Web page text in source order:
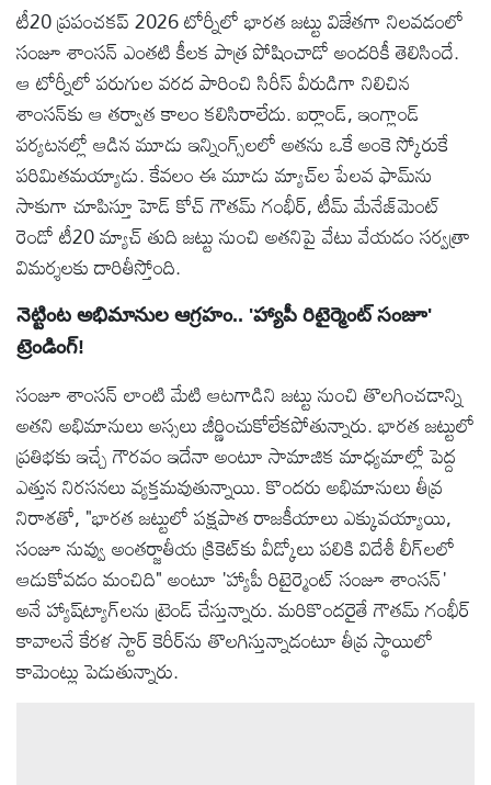
టీ20 ప్రపంచకప్ 2026 టోర్నీలో భారత జట్టు విజేతగా నిలవడంలో
సంజూ శాంసన్ ఎంతటి కీలక పాత్ర పోషించాడో అందరికీ తెలిసిందే.
ఆ టోర్నీలో పరుగుల వరద పారించి సిరీస్ వీరుడిగా నిలిచిన
శాంసన్‌కు ఆ తర్వాత కాలం కలిసిరాలేదు. ఐర్లాండ్, ఇంగ్లాండ్
పర్యటనల్లో ఆడిన మూడు ఇన్నింగ్స్‌లలో అతను ఒకే అంకె స్కోరుకే
పరిమితమయ్యాడు. కేవలం ఈ మూడు మ్యాచ్‌ల పేలవ ఫామ్‌ను
సాకుగా చూపిస్తూ హెడ్ కోచ్ గౌతమ్ గంభీర్, టీమ్ మేనేజ్‌మెంట్
రెండో టీ20 మ్యాచ్ తుది జట్టు నుంచి అతనిపై వేటు వేయడం సర్వత్రా
విమర్శలకు దారితీస్తోంది.
నెట్టింట అభిమానుల ఆగ్రహం.. 'హ్యాపీ రిటైర్మెంట్ సంజూ'
ట్రెండింగ్!
సంజూ శాంసన్ లాంటి మేటి ఆటగాడిని జట్టు నుంచి తొలగించడాన్ని
అతని అభిమానులు అస్సలు జీర్ణించుకోలేకపోతున్నారు. భారత జట్టులో
ప్రతిభకు ఇచ్చే గౌరవం ఇదేనా అంటూ సామాజిక మాధ్యమాల్లో పెద్ద
ఎత్తున నిరసనలు వ్యక్తమవుతున్నాయి. కొందరు అభిమానులు తీవ్ర
నిరాశతో, "భారత జట్టులో పక్షపాత రాజకీయాలు ఎక్కువయ్యాయి,
సంజూ నువ్వు అంతర్జాతీయ క్రికెట్‌కు వీడ్కోలు పలికి విదేశీ లీగ్‌లలో
ఆడుకోవడం మంచిది" అంటూ 'హ్యాపీ రిటైర్మెంట్ సంజూ శాంసన్'
అనే హ్యాష్‌ట్యాగ్‌లను ట్రెండ్ చేస్తున్నారు. మరికొందరైతే గౌతమ్ గంభీర్
కావాలనే కేరళ స్టార్ కెరీర్‌ను తొలగిస్తున్నాడంటూ తీవ్ర స్థాయిలో
కామెంట్లు పెడుతున్నారు.